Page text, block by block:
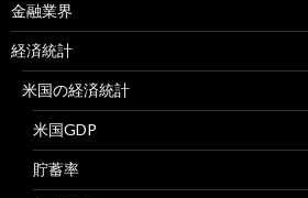
金融業界
経済統計
米国の経済統計
米国GDP
貯蓄率